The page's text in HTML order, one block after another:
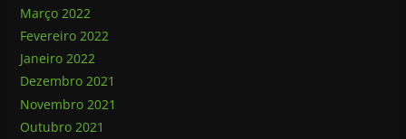
Março 2022
Fevereiro 2022
Janeiro 2022
Dezembro 2021
Novembro 2021
Outubro 2021